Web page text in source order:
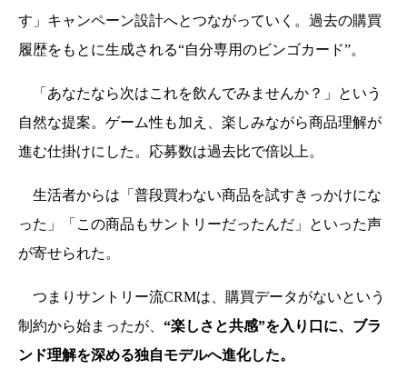
す」キャンペーン設計へとつながっていく。過去の購買
履歴をもとに生成される“自分専用のビンゴカード”。
「あなたなら次はこれを飲んでみませんか？」という
自然な提案。 ゲーム性も加え、楽しみながら商品理解が
進む仕掛けにした。応募数は過去比で倍以上。
生活者からは「普段買わない商品を試すきっかけにな
った」「この商品もサントリーだったんだ」といった声
が寄せられた。
つまりサントリー流CRMは、購買データがないという
制約から始まったが、 “楽しさと共感”を入り口に、ブラ
ンド理解を深める独自モデルへ進化した。